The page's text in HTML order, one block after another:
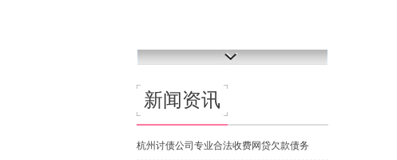
新闻资讯
杭州讨债公司专业合法收费网贷欠款债务